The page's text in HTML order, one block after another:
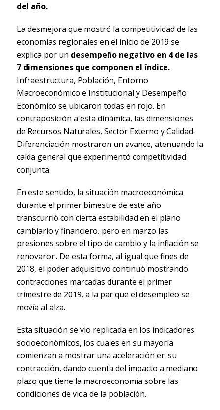
del año.
La desmejora que mostró la competitividad de las
economías regionales en el inicio de 2019 se
explica por un desempeño negativo en 4 de las
7 dimensiones que componen el índice.
Infraestructura, Población, Entorno
Macroeconómico e Institucional y Desempeño
Económico se ubicaron todas en rojo. En
contraposición a esta dinámica, las dimensiones
de Recursos Naturales, Sector Externo y Calidad-
Diferenciación mostraron un avance, atenuando la
caída general que experimentó competitividad
conjunta.
En este sentido, la situación macroeconómica
durante el primer bimestre de este año
transcurrió con cierta estabilidad en el plano
cambiario y financiero, pero en marzo las
presiones sobre el tipo de cambio y la inflación se
renovaron. De esta forma, al igual que fines de
2018, el poder adquisitivo continuó mostrando
contracciones marcadas durante el primer
trimestre de 2019, a la par que el desempleo se
movía al alza.
Esta situación se vio replicada en los indicadores
socioeconómicos, los cuales en su mayoría
comienzan a mostrar una aceleración en su
contracción, dando cuenta del impacto a mediano
plazo que tiene la macroeconomía sobre las
condiciones de vida de la población.